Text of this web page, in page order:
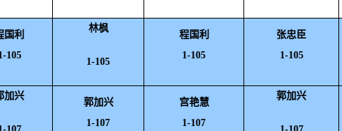
国利
105
林枫
1-105
程国利
1-105
张忠臣
1-105
加兴
郭加兴
1-107
宫艳慧
1-107
郭加兴